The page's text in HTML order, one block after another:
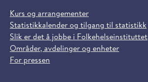
Kurs og arrangementer
Statistikkalender og tilgang til statistikk
Slik er det å jobbe i Folkehelseinstituttet
Områder, avdelinger og enheter
For pressen